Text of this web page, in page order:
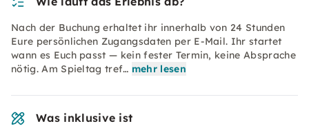
Nach der Buchung erhaltet ihr innerhalb von 24 Stunden
Eure persönlichen Zugangsdaten per E-Mail. Ihr startet
wann es Euch passt — kein fester Termin, keine Absprache
nötig. Am Spieltag tref… mehr lesen
Was inklusive ist